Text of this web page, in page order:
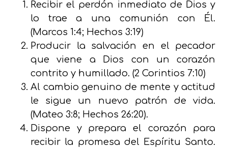
Recibir el perdón inmediato de Dios y
lo trae a una comunión con Él.
(Marcos 1:4; Hechos 3:19)
Producir la salvación en el pecador
que viene a Dios con un corazón
contrito y humillado. (2 Corintios 7:10)
Al cambio genuino de mente y actitud
le sigue un nuevo patrón de vida.
(Mateo 3:8; Hechos 26:20).
Dispone y prepara el corazón para
recibir la promesa del Espíritu Santo.